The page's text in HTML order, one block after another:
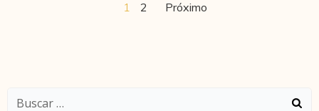
Navegación
Página
1 Página
2
Navegación
Próximo
Buscar: